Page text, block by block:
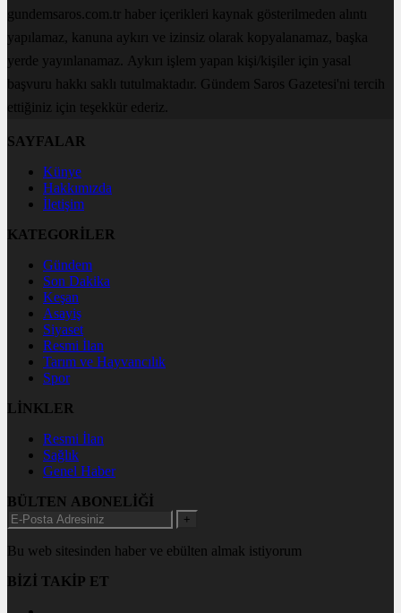
gundemsaros.com.tr haber içerikleri kaynak gösterilmeden alıntı
yapılamaz, kanuna aykırı ve izinsiz olarak kopyalanamaz, başka
yerde yayınlanamaz. Aykırı işlem yapan kişi/kişiler için yasal
başvuru hakkı saklı tutulmaktadır. Gündem Saros Gazetesi'ni tercih
ettiğiniz için teşekkür ederiz.
SAYFALAR
Künye
Hakkımızda
İletişim
KATEGORİLER
Gündem
Son Dakika
Keşan
Asayiş
Siyaset
Resmi İlan
Tarım ve Hayvancılık
Spor
LİNKLER
Resmi İlan
Sağlık
Genel Haber
BÜLTEN ABONELİĞİ
+
Bu web sitesinden haber ve ebülten almak istiyorum
BİZİ TAKİP ET